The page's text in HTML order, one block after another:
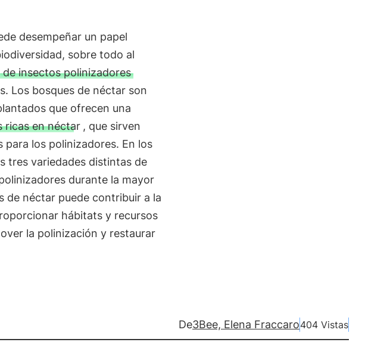
desempeñar un papel
sobre todo al
insectos polinizadores
Los bosques de néctar son
que ofrecen una
ricas en néctar , que sirven
para los polinizadores. En los
tres variedades distintas de
durante la mayor
de néctar puede contribuir a la
hábitats y recursos
la polinización y restaurar
De3Bee, Elena Fraccaro404 Vistas